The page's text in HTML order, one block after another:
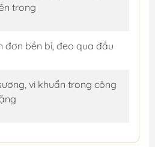
trong
đơn bền bỉ, đeo qua đầu
vi khuẩn trong công